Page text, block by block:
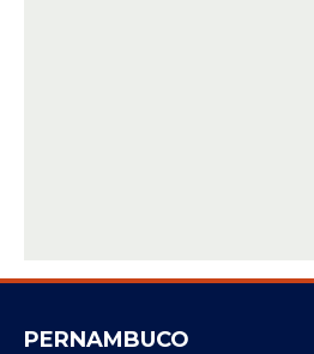
PERNAMBUCO